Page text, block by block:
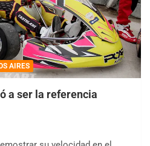
AIRES
a ser la referencia